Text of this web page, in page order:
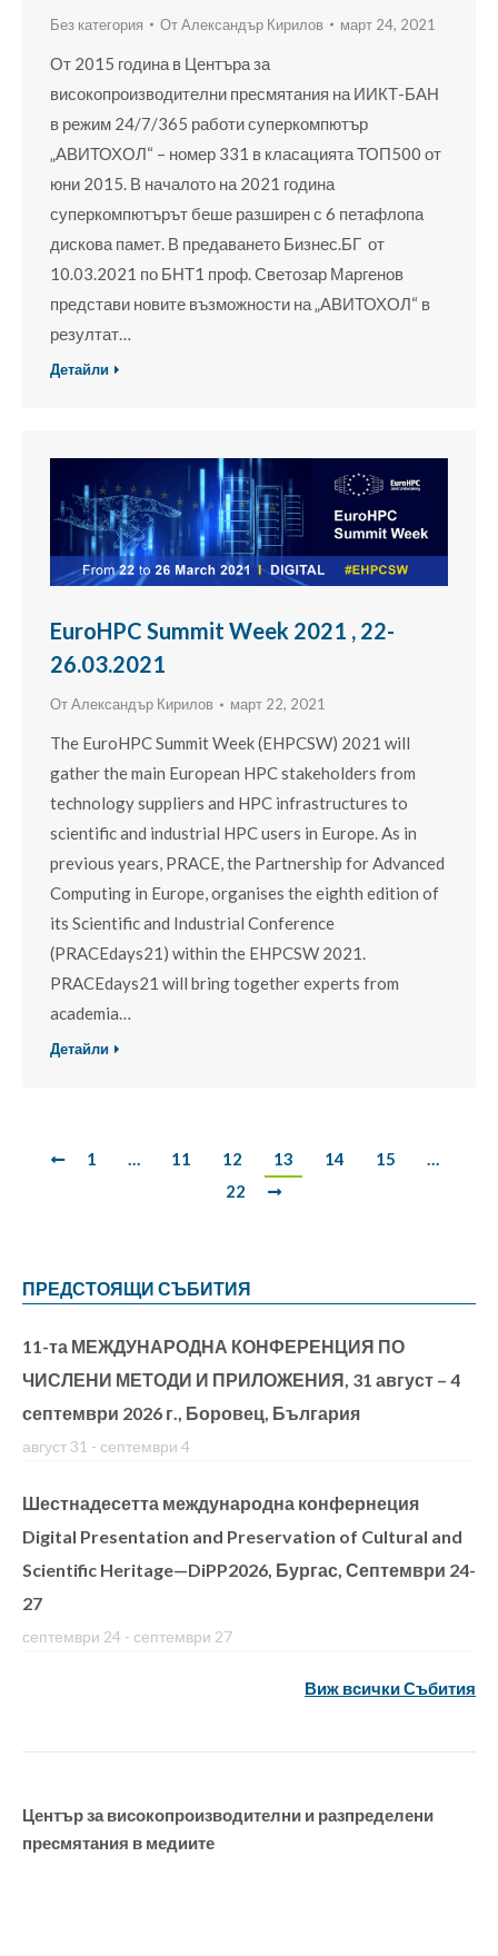
Без категория ОтАлександър Кирилов март 24, 2021
От 2015 година в Центъра за
високопроизводителни пресмятания на ИИКТ-БАН
в режим 24/7/365 работи суперкомпютър
„АВИТОХОЛ“ – номер 331 в класацията ТОП500 от
юни 2015. В началото на 2021 година
суперкомпютърът беше разширен с 6 петафлопа
дискова памет. В предаването Бизнес.БГ от
10.03.2021 по БНТ1 проф. Светозар Маргенов
представи новите възможности на „АВИТОХОЛ“ в
резултат…
Детайли
EuroHPC Summit Week 2021 , 22-
26.03.2021
ОтАлександър Кирилов март 22, 2021
The EuroHPC Summit Week (EHPCSW) 2021 will
gather the main European HPC stakeholders from
technology suppliers and HPC infrastructures to
scientific and industrial HPC users in Europe. As in
previous years, PRACE, the Partnership for Advanced
Computing in Europe, organises the eighth edition of
its Scientific and Industrial Conference
(PRACEdays21) within the EHPCSW 2021.
PRACEdays21 will bring together experts from
academia…
Детайли
1 … 11 12 13 14 15
…
22
ПРЕДСТОЯЩИ СЪБИТИЯ
11-та МЕЖДУНАРОДНА КОНФЕРЕНЦИЯ ПО
ЧИСЛЕНИ МЕТОДИ И ПРИЛОЖЕНИЯ, 31 август – 4
септември 2026 г., Боровец, България
август 31 - септември 4
Шестнадесетта международна конфернеция
Digital Presentation and Preservation of Cultural and
Scientific Heritage—DiPP2026, Бургас, Септември 24-
27
септември 24 - септември 27
Виж всички Събития
Център за високопроизводителни и разпределени
пресмятания в медиите